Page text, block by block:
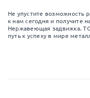
Не упустите возможность
к нам сегодня и получите
Нержавеющая задвижка.
путь к успеху в мире